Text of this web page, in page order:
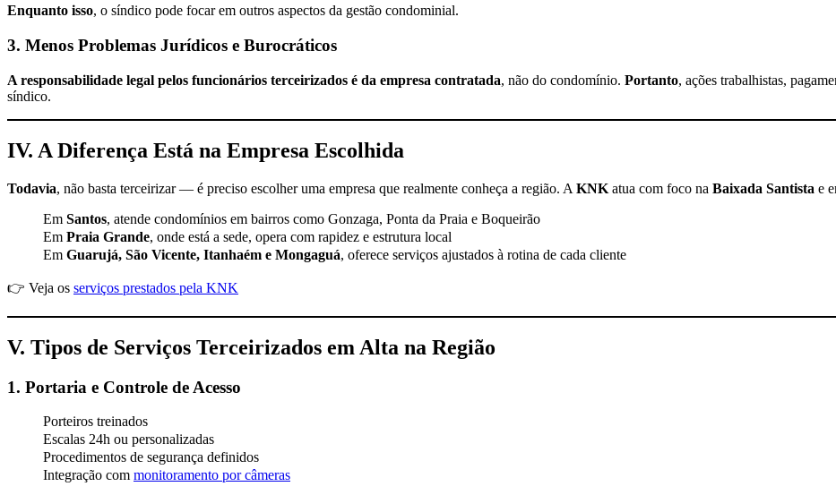
Enquanto isso, o síndico pode focar em outros aspectos da gestão condominial.
3. Menos Problemas Jurídicos e Burocráticos
A responsabilidade legal pelos funcionários terceirizados é da empresa contratada, não do condomínio. Portanto, ações trabalhistas,
síndico.
IV. A Diferença Está na Empresa Escolhida
Todavia, não basta terceirizar — é preciso escolher uma empresa que realmente conheça a região. A KNK atua com foco na Baixada Santista e
Em Santos, atende condomínios em bairros como Gonzaga, Ponta da Praia e Boqueirão
Em Praia Grande, onde está a sede, opera com rapidez e estrutura local
Em Guarujá, São Vicente, Itanhaém e Mongaguá, oferece serviços ajustados à rotina de cada cliente
👉 Veja os serviços prestados pela KNK
V. Tipos de Serviços Terceirizados em Alta na Região
1. Portaria e Controle de Acesso
Porteiros treinados
Escalas 24h ou personalizadas
Procedimentos de segurança definidos
Integração com monitoramento por câmeras